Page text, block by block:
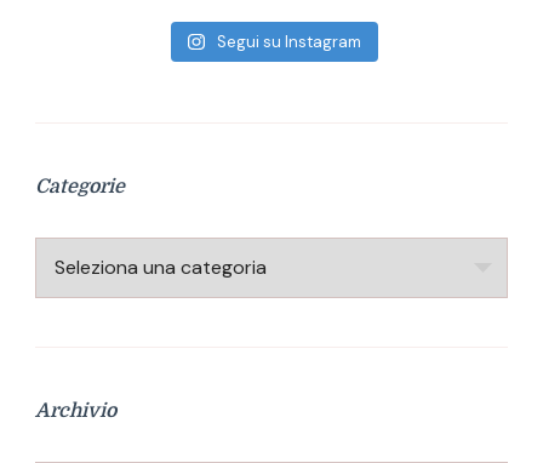
Segui su Instagram
Categorie
Categorie
Archivio